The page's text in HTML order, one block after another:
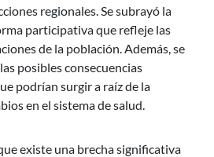
regionales. Se subrayó la
participativa que refleje las
de la población. Además, se
posibles consecuencias
podrían surgir a raíz de la
en el sistema de salud.
existe una brecha significativa